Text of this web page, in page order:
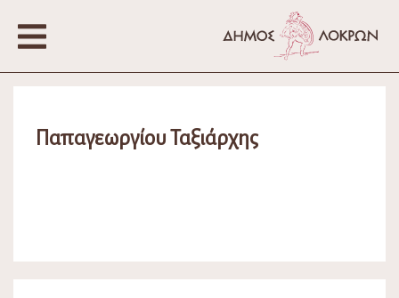
Παπαγεωργίου Ταξιάρχης